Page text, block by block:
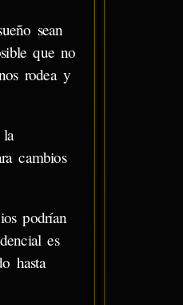
sean
que no
rodea y
cambios
podrían
es
hasta